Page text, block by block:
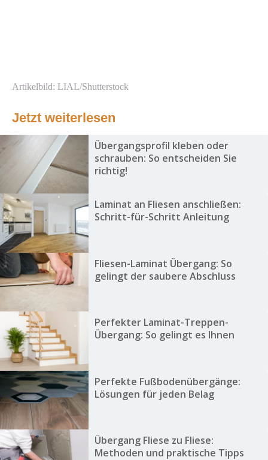
Artikelbild: LIAL/Shutterstock
Jetzt weiterlesen
Übergangsprofil kleben oder
schrauben: So entscheiden Sie
richtig!
Laminat an Fliesen anschließen:
Schritt-für-Schritt Anleitung
Fliesen-Laminat Übergang: So
gelingt der saubere Abschluss
Perfekter Laminat-Treppen-
Übergang: So gelingt es Ihnen
Perfekte Fußbodenübergänge:
Lösungen für jeden Belag
Übergang Fliese zu Fliese:
Methoden und praktische Tipps